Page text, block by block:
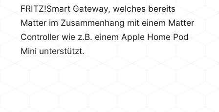
FRITZ!Smart Gateway, welches bereits
Matter im Zusammenhang mit einem Matter
Controller wie z.B. einem Apple Home Pod
Mini unterstützt.